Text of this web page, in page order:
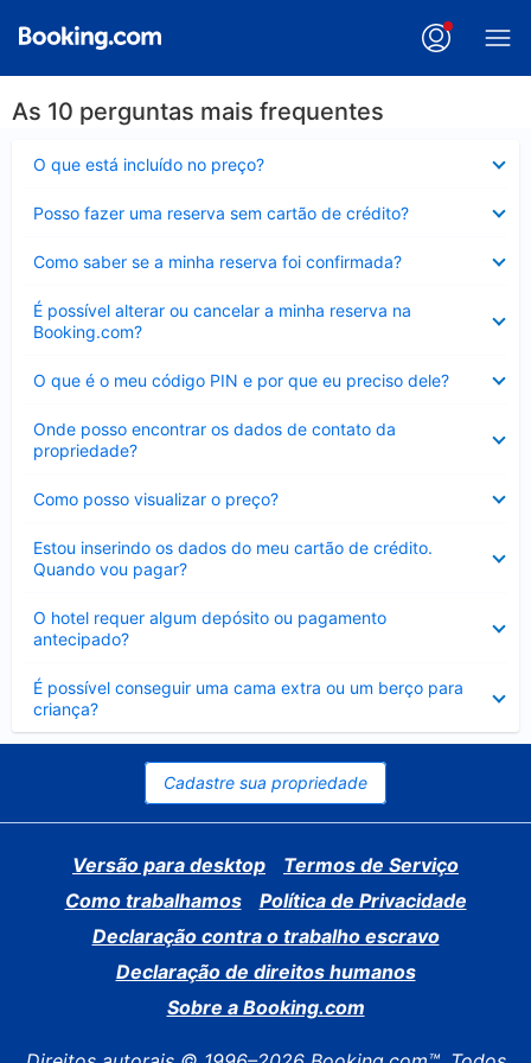
As 10 perguntas mais frequentes
O que está incluído no preço?
Posso fazer uma reserva sem cartão de crédito?
Como saber se a minha reserva foi confirmada?
É possível alterar ou cancelar a minha reserva na
Booking.com?
Contraído
O que é o meu código PIN e por que eu preciso dele?
Onde posso encontrar os dados de contato da
propriedade?
Como posso visualizar o preço?
Estou inserindo os dados do meu cartão de crédito.
Quando vou pagar?
O hotel requer algum depósito ou pagamento
antecipado?
É possível conseguir uma cama extra ou um berço para
criança?
Contraído
Cadastre sua propriedade
Versão para desktop
Termos de Serviço
Como trabalhamos
Política de Privacidade
Declaração contra o trabalho escravo
Declaração de direitos humanos
Sobre a Booking.com